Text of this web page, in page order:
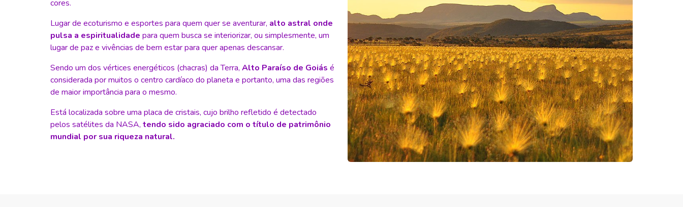
cores.
Lugar de ecoturismo e esportes para quem quer se aventurar, alto astral onde
pulsa a espiritualidade para quem busca se interiorizar, ou simplesmente, um
lugar de paz e vivências de bem estar para quer apenas descansar.
Sendo um dos vértices energéticos (chacras) da Terra, Alto Paraíso de Goiás é
considerada por muitos o centro cardíaco do planeta e portanto, uma das regiões
de maior importância para o mesmo.
Está localizada sobre uma placa de cristais, cujo brilho refletido é detectado
pelos satélites da NASA, tendo sido agraciado com o título de patrimônio
mundial por sua riqueza natural.